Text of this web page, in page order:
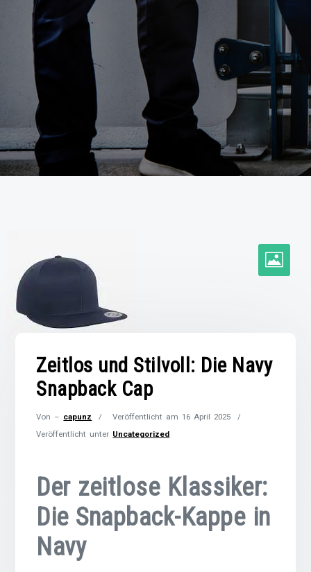
Zeitlos und Stilvoll: Die Navy
Snapback Cap
Von – capunz Veröffentlicht am16 April 2025
Veröffentlicht unter Uncategorized
Der zeitlose Klassiker:
Die Snapback-Kappe in
Navy